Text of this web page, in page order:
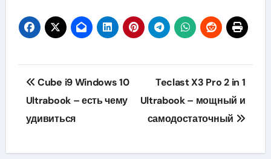
Навигация
по
записям
Cube i9 Windows 10
Ultrabook – есть чему
удивиться
Teclast X3 Pro 2 in 1
Ultrabook – мощный и
самодостаточный